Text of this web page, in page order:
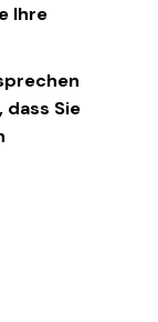
Ihre
dass Sie